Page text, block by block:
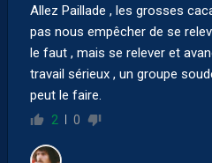
Allez Paillade , les grosses
pas nous empêcher de se
le faut , mais se relever et
travail sérieux , un groupe
peut le faire.
2 0